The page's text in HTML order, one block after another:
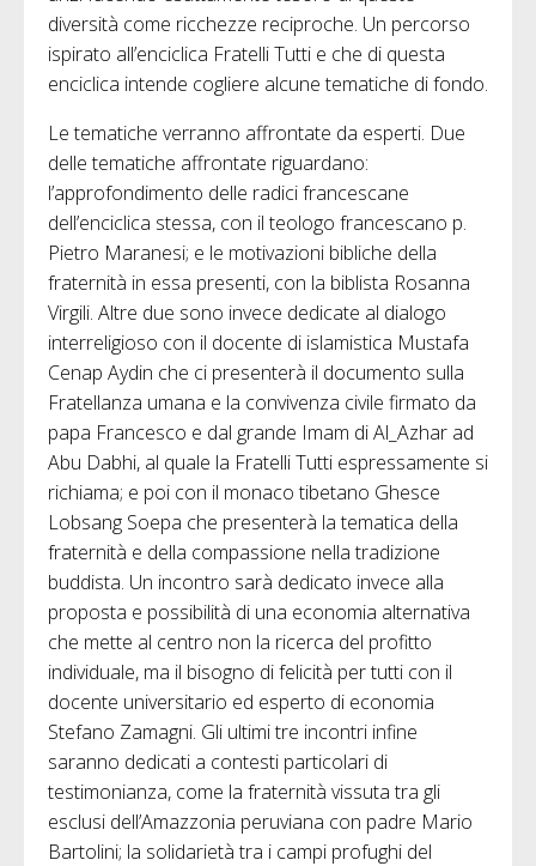
diversità come ricchezze reciproche. Un percorso
ispirato all’enciclica Fratelli Tutti e che di questa
enciclica intende cogliere alcune tematiche di fondo.
Le tematiche verranno affrontate da esperti. Due
delle tematiche affrontate riguardano:
l’approfondimento delle radici francescane
dell’enciclica stessa, con il teologo francescano p.
Pietro Maranesi; e le motivazioni bibliche della
fraternità in essa presenti, con la biblista Rosanna
Virgili. Altre due sono invece dedicate al dialogo
interreligioso con il docente di islamistica Mustafa
Cenap Aydin che ci presenterà il documento sulla
Fratellanza umana e la convivenza civile firmato da
papa Francesco e dal grande Imam di Al_Azhar ad
Abu Dabhi, al quale la Fratelli Tutti espressamente si
richiama; e poi con il monaco tibetano Ghesce
Lobsang Soepa che presenterà la tematica della
fraternità e della compassione nella tradizione
buddista. Un incontro sarà dedicato invece alla
proposta e possibilità di una economia alternativa
che mette al centro non la ricerca del profitto
individuale, ma il bisogno di felicità per tutti con il
docente universitario ed esperto di economia
Stefano Zamagni. Gli ultimi tre incontri infine
saranno dedicati a contesti particolari di
testimonianza, come la fraternità vissuta tra gli
esclusi dell’Amazzonia peruviana con padre Mario
Bartolini; la solidarietà tra i campi profughi del